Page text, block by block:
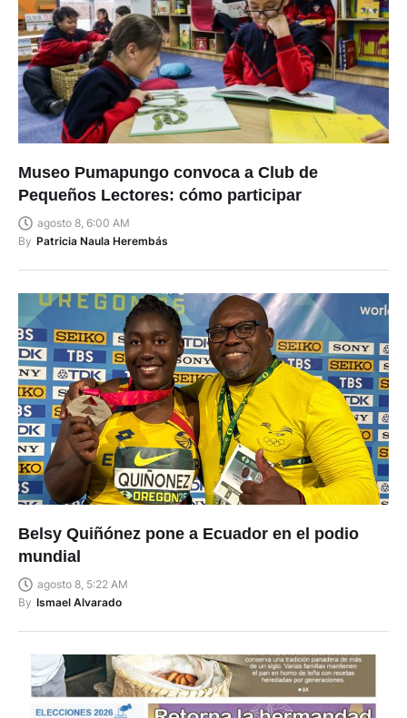
Museo Pumapungo convoca a Club de
Pequeños Lectores: cómo participar
agosto 8, 6:00 AM
By Patricia Naula Herembás
Belsy Quiñónez pone a Ecuador en el podio
mundial
agosto 8, 5:22 AM
By Ismael Alvarado